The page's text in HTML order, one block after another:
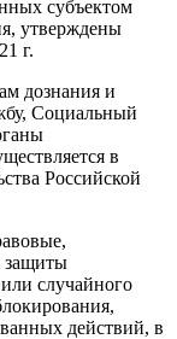
субъектом
утверждены
г.
дознания и
Социальный
в
Российской
защиты
случайного
действий, в